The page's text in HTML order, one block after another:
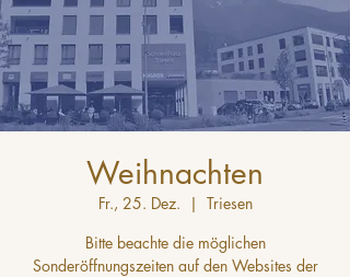
Weihnachten
Fr., 25. Dez.
  |
Triesen
Bitte beachte die möglichen
Sonderöffnungszeiten auf den Websites der